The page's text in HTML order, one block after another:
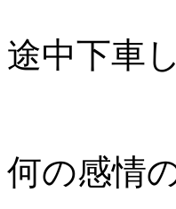
途中下車
何の感情